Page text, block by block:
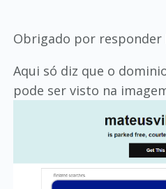
Obrigado por responder
Aqui só diz que o
pode ser visto na